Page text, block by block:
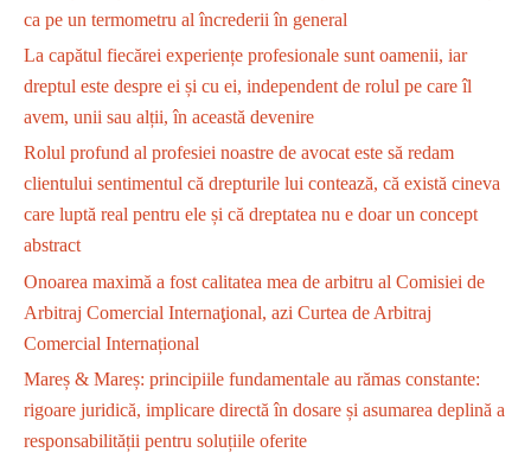
ca pe un termometru al încrederii în general
La capătul fiecărei experiențe profesionale sunt oamenii, iar
dreptul este despre ei și cu ei, independent de rolul pe care îl
avem, unii sau alții, în această devenire
Rolul profund al profesiei noastre de avocat este să redam
clientului sentimentul că drepturile lui contează, că există cineva
care luptă real pentru ele și că dreptatea nu e doar un concept
abstract
Onoarea maximă a fost calitatea mea de arbitru al Comisiei de
Arbitraj Comercial Internaţional, azi Curtea de Arbitraj
Comercial Internațional
Mareș & Mareș: principiile fundamentale au rămas constante:
rigoare juridică, implicare directă în dosare și asumarea deplină a
responsabilității pentru soluțiile oferite